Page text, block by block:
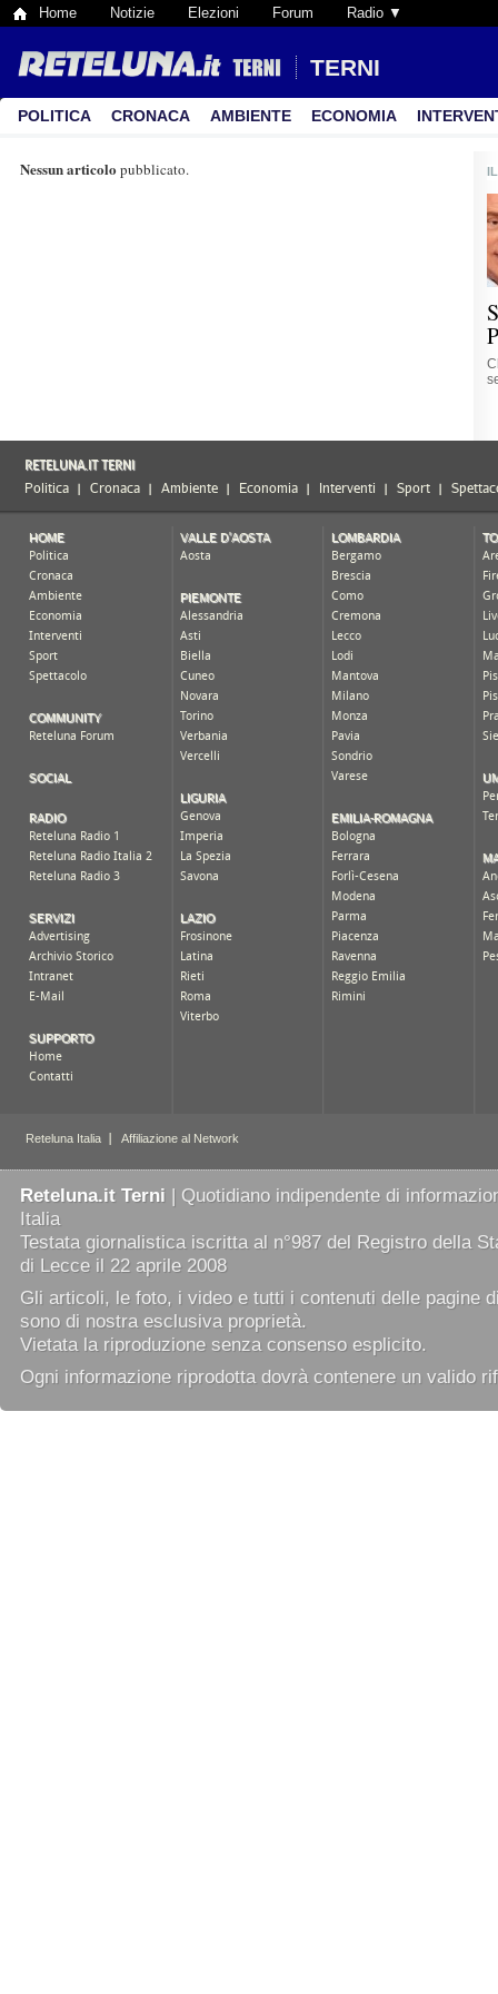
Home Notizie Elezioni Forum Radio ▼
TERNI
POLITICA CRONACA AMBIENTE ECONOMIA
Nessun articolo pubblicato.
Reteluna.it Terni | Quotidiano indipendente di
Italia
Testata giornalistica iscritta al n°987 del Registro della
di Lecce il 22 aprile 2008
Gli articoli, le foto, i video e tutti i contenuti delle pagine
sono di nostra esclusiva proprietà.
Vietata la riproduzione senza consenso esplicito.
Ogni informazione riprodotta dovrà contenere un valido